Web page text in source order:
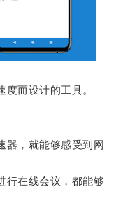
而设计的工具。
，就能够感受到网
在线会议，都能够